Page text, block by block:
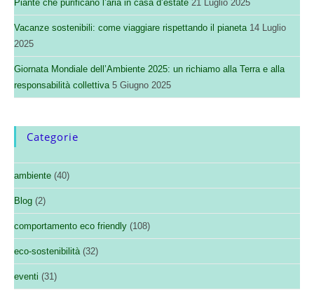
Piante che purificano l’aria in casa d’estate 21 Luglio 2025
Vacanze sostenibili: come viaggiare rispettando il pianeta 14 Luglio
2025
Giornata Mondiale dell’Ambiente 2025: un richiamo alla Terra e alla
responsabilità collettiva 5 Giugno 2025
Categorie
ambiente (40)
Blog (2)
comportamento eco friendly (108)
eco-sostenibilità (32)
eventi (31)